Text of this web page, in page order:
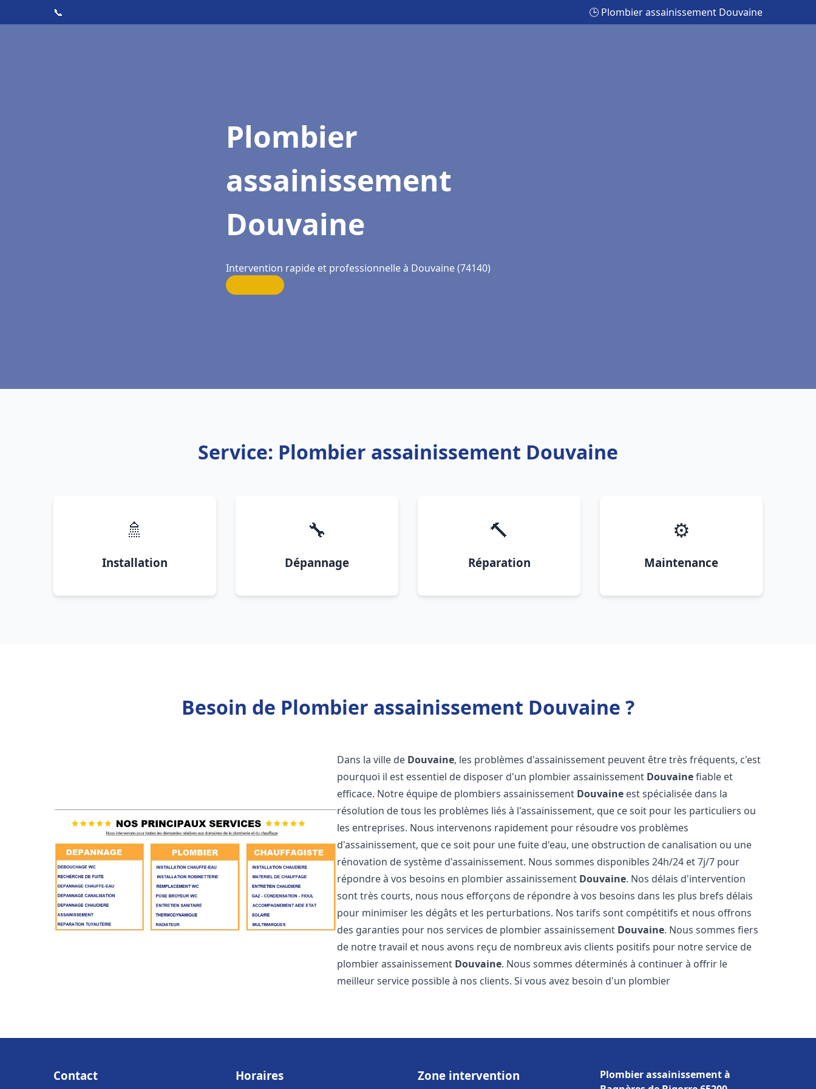
📞 🕒 Plombier assainissement Douvaine
Plombier
assainissement
Douvaine
Intervention rapide et professionnelle à Douvaine (74140)
Service: Plombier assainissement Douvaine
🚿
Installation
🔧
Dépannage
🔨
Réparation
⚙️
Maintenance
Besoin de Plombier assainissement Douvaine ?
Dans la ville de Douvaine, les problèmes d'assainissement peuvent être très fréquents, c'est
pourquoi il est essentiel de disposer d'un plombier assainissement Douvainefiable et
efficace. Notre équipe de plombiers assainissement Douvaine est spécialisée dans la
résolution de tous les problèmes liés à l'assainissement, que ce soit pour les particuliers ou
les entreprises. Nous intervenons rapidement pour résoudre vos problèmes
d'assainissement, que ce soit pour une fuite d'eau, une obstruction de canalisation ou une
rénovation de système d'assainissement. Nous sommes disponibles 24h/24 et 7j/7 pour
répondre à vos besoins en plombier assainissement Douvaine. Nos délais d'intervention
sont très courts, nous nous efforçons de répondre à vos besoins dans les plus brefs délais
pour minimiser les dégâts et les perturbations. Nos tarifs sont compétitifs et nous offrons
des garanties pour nos services de plombier assainissement Douvaine. Nous sommes fiers
de notre travail et nous avons reçu de nombreux avis clients positifs pour notre service de
plombier assainissement Douvaine. Nous sommes déterminés à continuer à offrir le
meilleur service possible à nos clients. Si vous avez besoin d'un plombier
Contact Horaires Zone intervention
Plombier assainissement à